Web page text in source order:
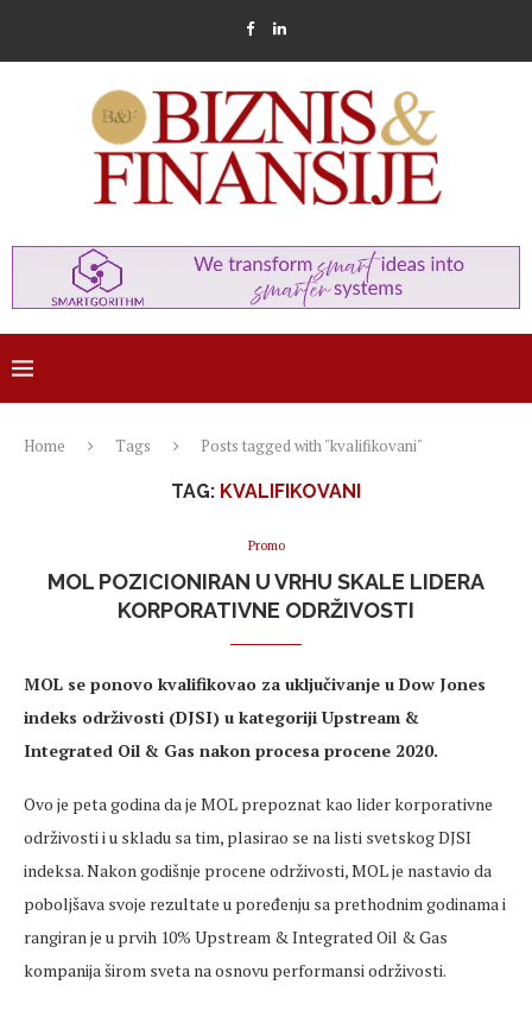
Home Tags Posts tagged with "kvalifikovani"
TAG: KVALIFIKOVANI
Promo
MOL POZICIONIRAN U VRHU SKALE LIDERA
KORPORATIVNE ODRŽIVOSTI
MOL se ponovo kvalifikovao za uključivanje u Dow Jones
indeks održivosti (DJSI) u kategoriji Upstream &
Integrated Oil & Gas nakon procesa procene 2020.
Ovo je peta godina da je MOL prepoznat kao lider korporativne
održivosti i u skladu sa tim, plasirao se na listi svetskog DJSI
indeksa. Nakon godišnje procene održivosti, MOL je nastavio da
poboljšava svoje rezultate u poređenju sa prethodnim godinama i
rangiran je u prvih 10% Upstream & Integrated Oil & Gas
kompanija širom sveta na osnovu performansi održivosti.